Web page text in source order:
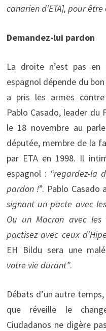
canarien d’ETA], pour
Demandez-lui pardon
La droite n’est pas en
espagnol dépende du
a pris les armes contre
Pablo Casado, leader du
le 18 novembre au
députée, membre de la
par ETA en 1998. Il
espagnol : “regardez-la
pardon !”. Pablo Casado
signant un pacte avec
Ou un Macron avec les
pactisez avec ceux
EH Bildu sera une
votre vie durant”.
Débats d’un autre
que réveille le
Ciudadanos ne digère